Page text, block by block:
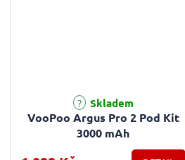
VooPoo Argus Pro 2 Pod Kit
3000 mAh
Skladem